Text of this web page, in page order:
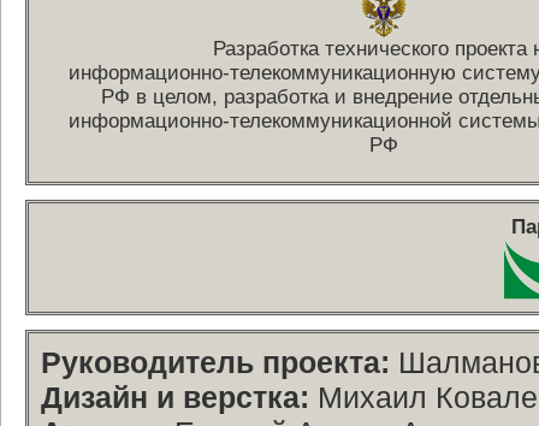
Разработка технического проекта
информационно-телекоммуникационную
РФ в целом, разработка и внедрение
информационно-телекоммуникационной
РФ
Руководитель проекта:
Дизайн и верстка: Михаил